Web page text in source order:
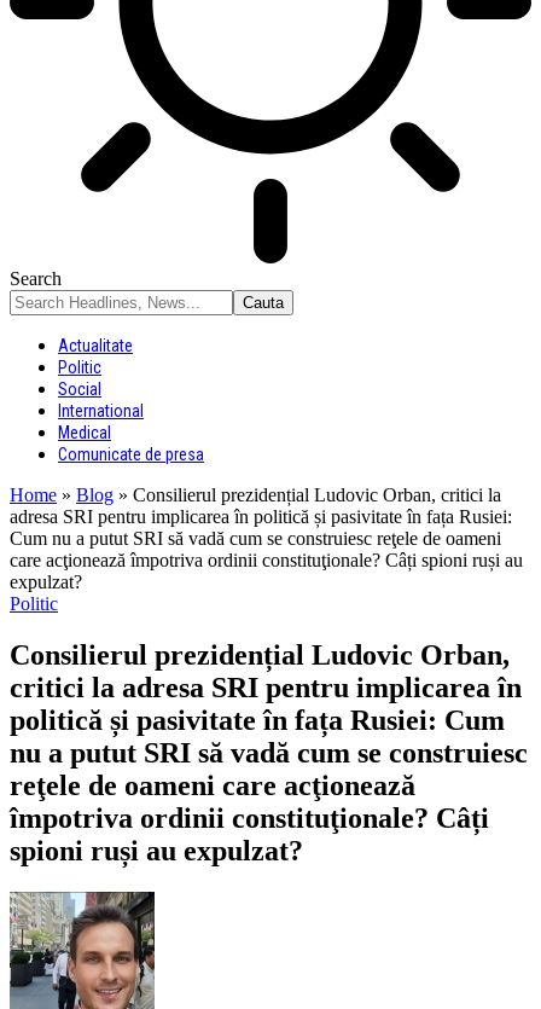
Search
Actualitate
Politic
Social
International
Medical
Comunicate de presa
Home » Blog » Consilierul prezidențial Ludovic Orban, critici la
adresa SRI pentru implicarea în politică și pasivitate în fața Rusiei:
Cum nu a putut SRI să vadă cum se construiesc reţele de oameni
care acţionează împotriva ordinii constituţionale? Câți spioni ruși au
expulzat?
Politic
Consilierul prezidențial Ludovic Orban,
critici la adresa SRI pentru implicarea în
politică și pasivitate în fața Rusiei: Cum
nu a putut SRI să vadă cum se construiesc
reţele de oameni care acţionează
împotriva ordinii constituţionale? Câți
spioni ruși au expulzat?